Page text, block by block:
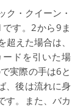
ク・クイーン・
す。2から9ま
えた場合は、
ドを引いた場
実際の手は6と
、後は流れに身
す。また、バカ